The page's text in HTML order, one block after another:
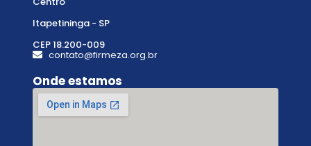
Itapetininga - SP
CEP 18.200-009
contato@firmeza.org.br
Onde estamos